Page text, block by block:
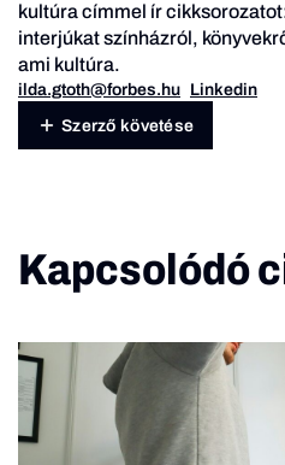
kultúracímmel ír
interjúkat színházról,
ami kultúra.
ilda.gtoth@forbes.hu Linkedin
Szerző követése
Kapcsolódó